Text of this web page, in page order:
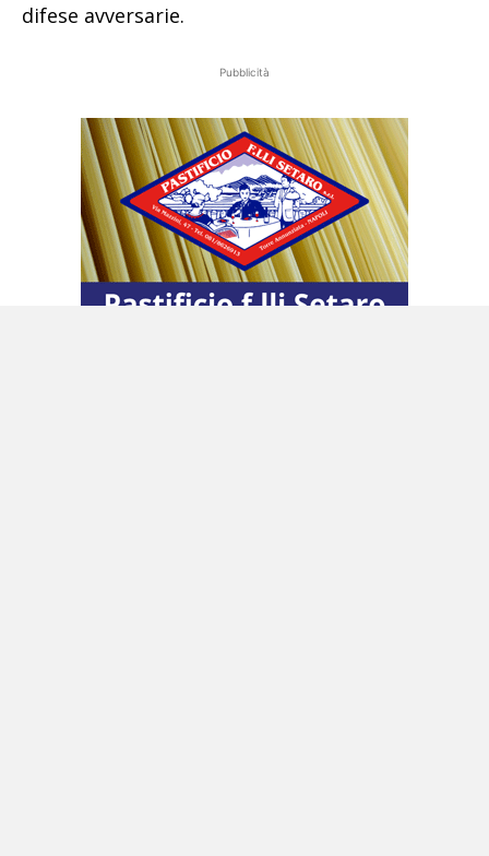
difese avversarie.
Pubblicità